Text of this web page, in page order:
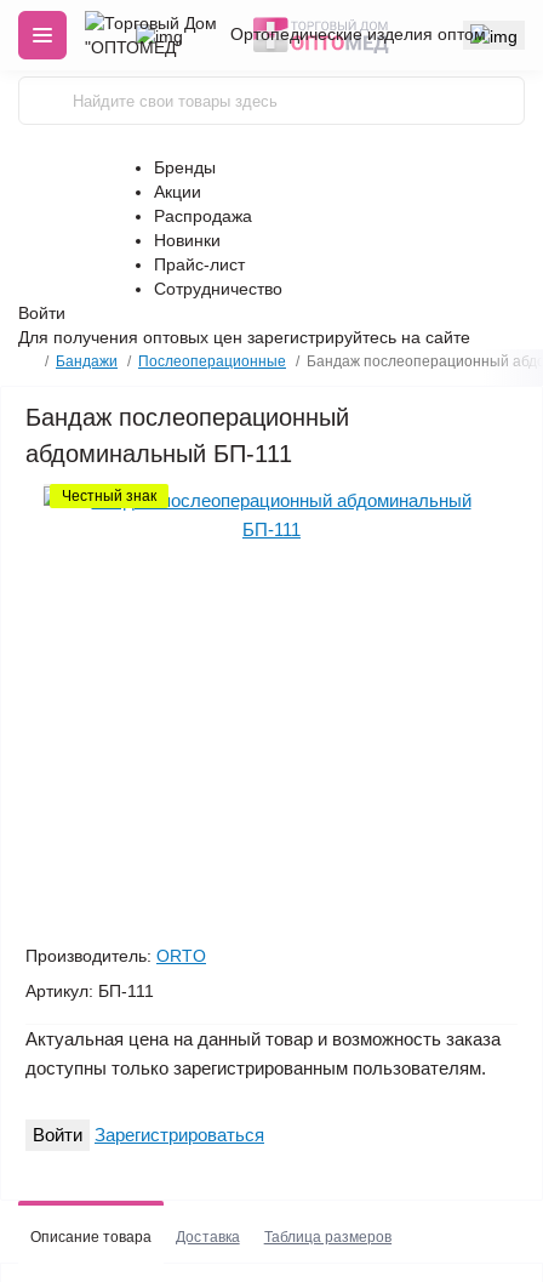
Ортопедические изделия оптом
Бренды
Акции
Распродажа
Новинки
Прайс-лист
Сотрудничество
Войти
Для получения оптовых цен зарегистрируйтесь на сайте
Бандажи Послеоперационные Бандаж послеоперационный
Бандаж послеоперационный
абдоминальный БП-111
Честный знак
Производитель: ORTO
Артикул: БП-111
Актуальная цена на данный товар и возможность заказа
доступны только зарегистрированным пользователям.
Войти Зарегистрироваться
Описание товара Доставка Таблица размеров